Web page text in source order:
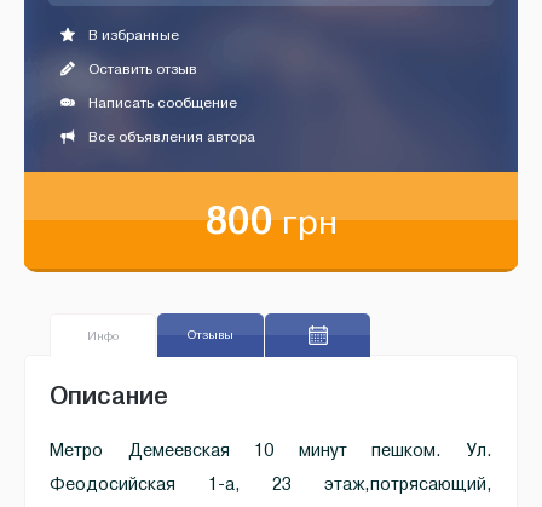
В избранные
Оставить отзыв
Написать сообщение
Все объявления автора
800грн
Инфо Отзывы
Описание
Метро Демеевская 10 минут пешком. Ул.
Феодосийская 1-а, 23 этаж,потрясающий,